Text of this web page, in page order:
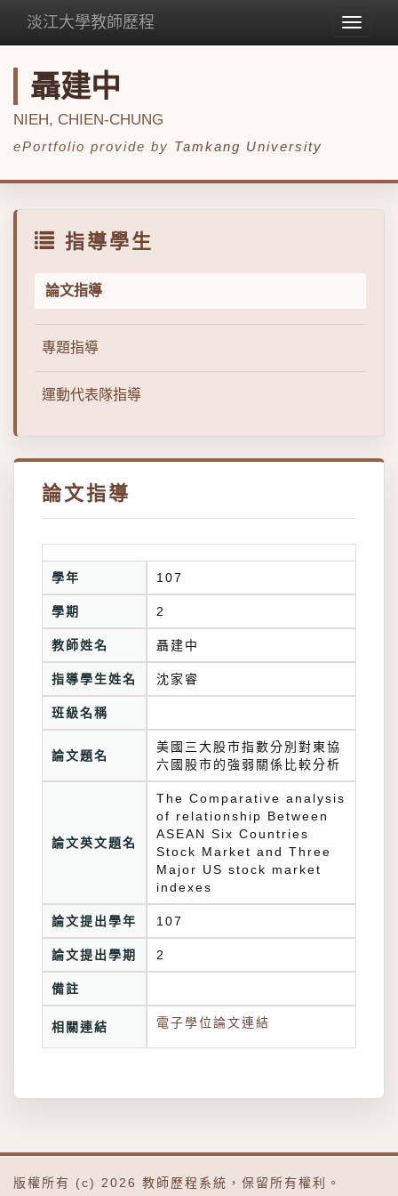
Toggle
淡江大學教師歷程
聶建中
NIEH, CHIEN-CHUNG
ePortfolio provide by Tamkang University
指導學生
論文指導
專題指導
運動代表隊指導
論文指導
學年 107
學期 2
教師姓名 聶建中
指導學生姓名 沈家睿
班級名稱
論文題名
美國三大股市指數分別對東協
六國股市的強弱關係比較分析
論文英文題名
The Comparative analysis
of relationship Between
ASEAN Six Countries
Stock Market and Three
Major US stock market
indexes
論文提出學年 107
論文提出學期 2
備註
相關連結 電子學位論文連結
版權所有 (c) 2026 教師歷程系統 ，保留所有權利。